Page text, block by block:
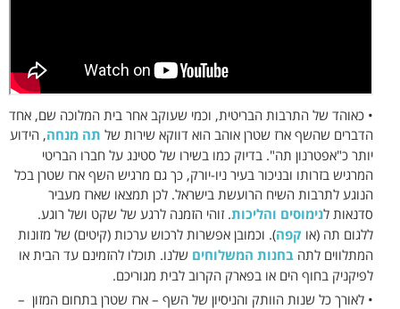
• כאוהד של התרבות הבריטית, וכמי שעוקב אחר בית המלוכה שם, אחד
הדברים שהשף ארז שטרן אוהב הוא דווקא שירות של תה מנחה, הידוע
יותר כ"אפטרנון תה". בדיוק כמו בשירו של סטינג על חברו הבריטי
המרגיש בזרותו ובניכור בעיר ניו-יורק, כך גם מרגיש השף ארז שטרן בכל
הנוגע לתרבות השיח הרועשת בישראל. לכן תמצאו שארז מעביר
סדנאות לנימוסים והליכות. זוהי הזמנה לרגע של שקט ושל רוגע.
ללגום תה (או קפה). וכמובן אפשרות לרכוש ערכות (קיטים) של מזונות
המתלווים לתה בחנות המשלוחים שלנו. תוכלו להזמינם עד הבית או
לפיקניק בחוף הים או בפארק הקרוב לבית מגוריכם.
• לאורך כל שנות הוותק והניסיון של השף – ארז שטרן בתחום המזון –